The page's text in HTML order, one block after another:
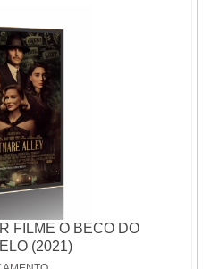
FILME O BECO DO
(2021)